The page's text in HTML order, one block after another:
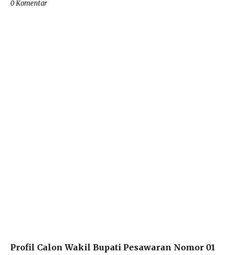
0 Komentar
Profil Calon Wakil Bupati Pesawaran Nomor 01